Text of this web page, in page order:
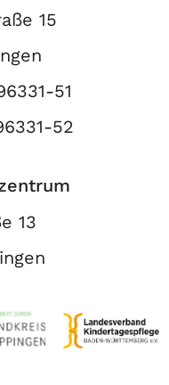
15
51
52
13